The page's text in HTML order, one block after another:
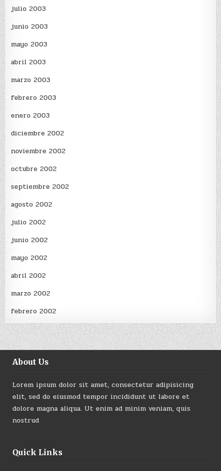
julio 2003
junio 2003
mayo 2003
abril 2003
marzo 2003
febrero 2003
enero 2003
diciembre 2002
noviembre 2002
octubre 2002
septiembre 2002
agosto 2002
julio 2002
junio 2002
mayo 2002
abril 2002
marzo 2002
febrero 2002
About Us
Lorem ipsum dolor sit amet, consectetur adipisicing
elit, sed do eiusmod tempor incididunt ut labore et
dolore magna aliqua. Ut enim ad minim veniam, quis
nostrud
Quick Links